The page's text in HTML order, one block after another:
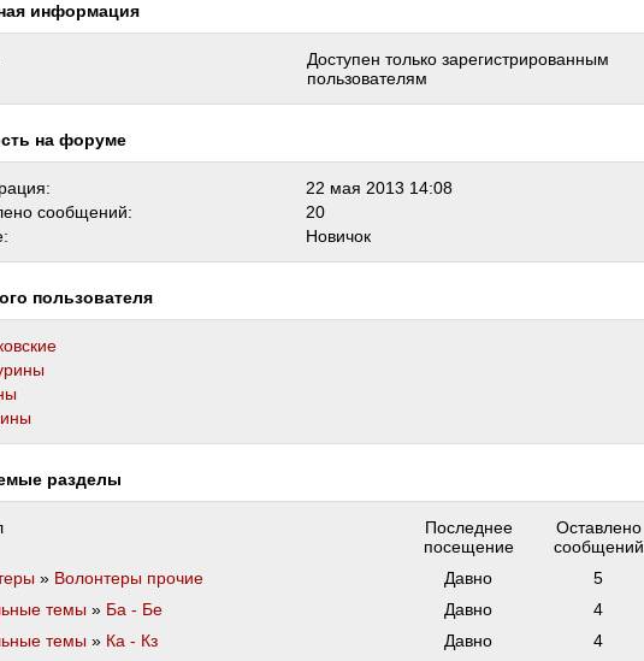
информация
Доступен только зарегистрированным
пользователям
на форуме
22 мая 2013 14:08
сообщений:
20
Новичок
пользователя
разделы
Последнее
посещение
Оставлено
сообщений
» Волонтеры прочие Давно
5
темы » Ба - Бе Давно
4
темы » Ка - Кз Давно
4